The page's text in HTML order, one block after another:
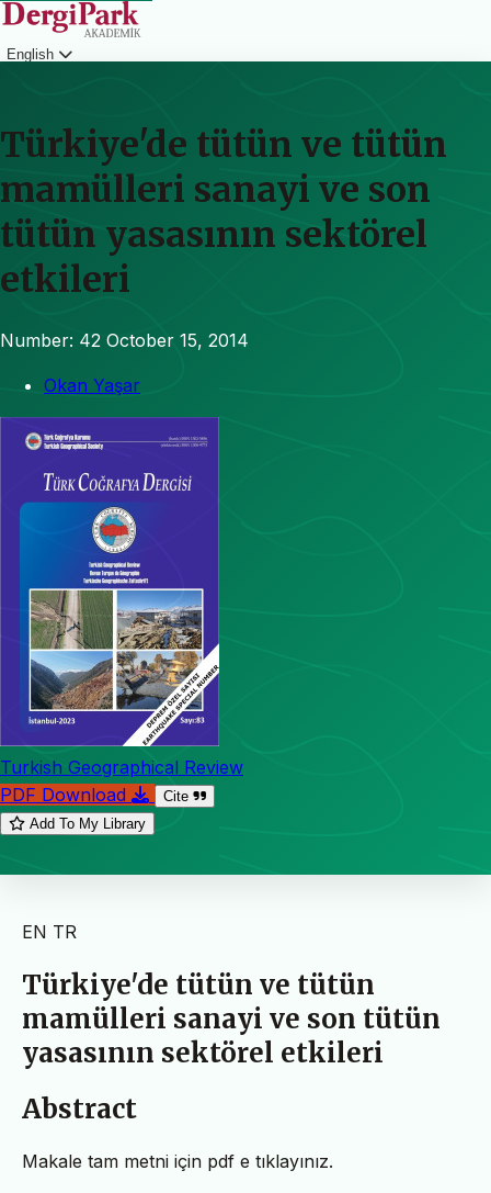
English
Türkiye'de tütün ve tütün
mamülleri sanayi ve son
tütün yasasının sektörel
etkileri
Number: 42 October 15, 2014
Okan Yaşar
Turkish Geographical Review
PDF Download
Cite
Add To My Library
EN TR
Türkiye'de tütün ve tütün
mamülleri sanayi ve son tütün
yasasının sektörel etkileri
Abstract
Makale tam metni için pdf e tıklayınız.